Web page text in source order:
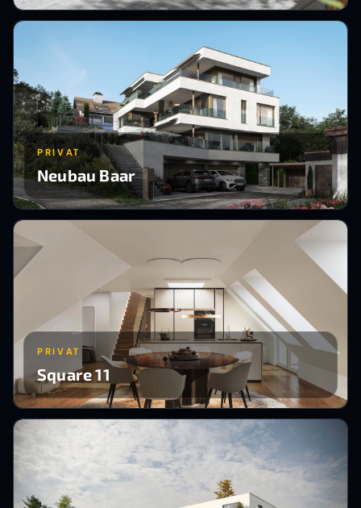
PRIVAT
Neubau Baar
PRIVAT
Square 11